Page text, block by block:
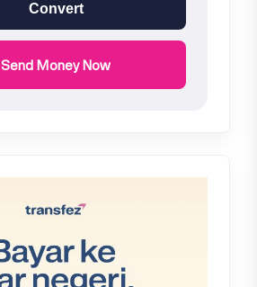
Convert
Send Money Now